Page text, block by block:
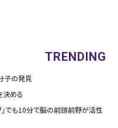
TRENDING
子の発見
決める
でも10分で脳の前頭前野が活性